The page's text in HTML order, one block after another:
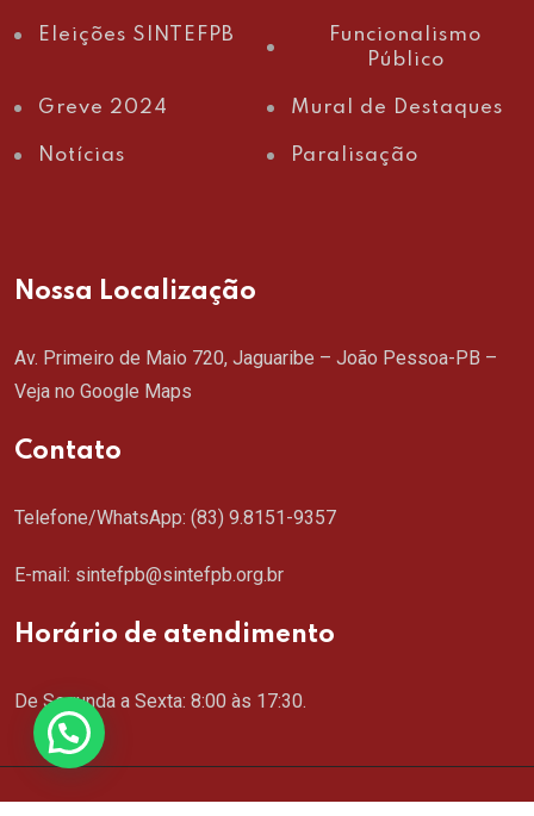
Eleições SINTEFPB
Funcionalismo
Público
Greve 2024 Mural de Destaques
Notícias Paralisação
Nossa Localização
Av. Primeiro de Maio 720, Jaguaribe – João Pessoa-PB –
Veja no Google Maps
Contato
Telefone/WhatsApp: (83) 9.8151-9357
E-mail: sintefpb@sintefpb.org.br
Horário de atendimento
De Segunda a Sexta: 8:00 às 17:30.